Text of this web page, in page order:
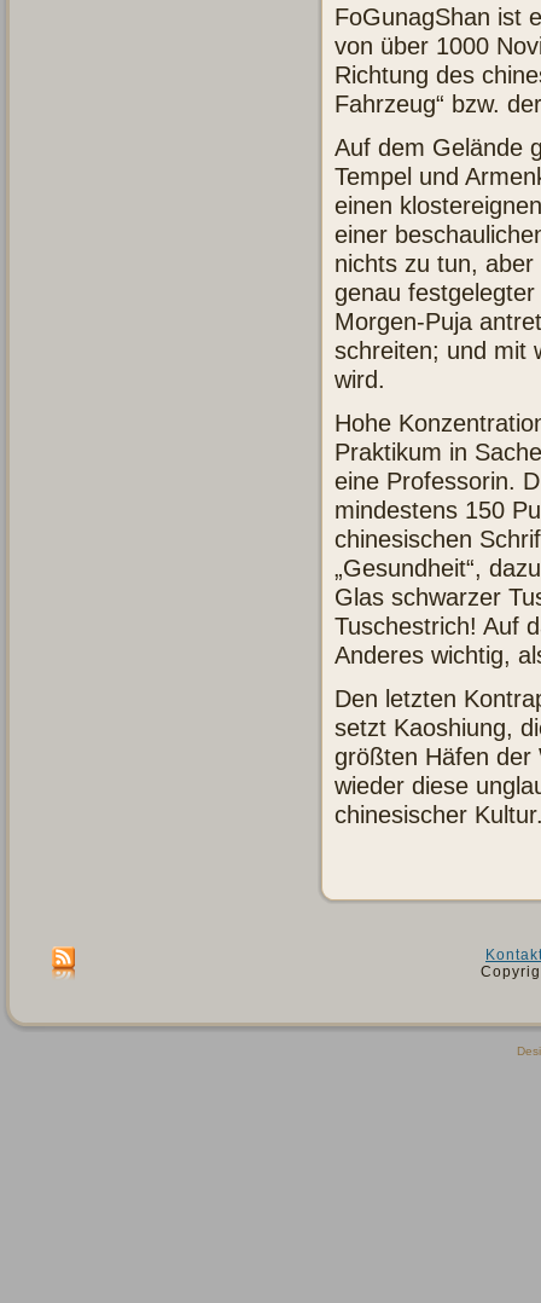
FoGunagShan ist
von über 1000
Richtung des
Fahrzeug“ bzw.
Auf dem Gelände
Tempel und
einen
einer
nichts zu tun,
genau
Morgen-Puja
schreiten; und mit
wird.
Hohe
Praktikum in
eine Professorin.
mindestens 150
chinesischen
„Gesundheit“,
Glas schwarzer
Tuschestrich! Auf
Anderes wichtig,
Den letzten
setzt Kaoshiung,
größten Häfen der
wieder diese
chinesischer